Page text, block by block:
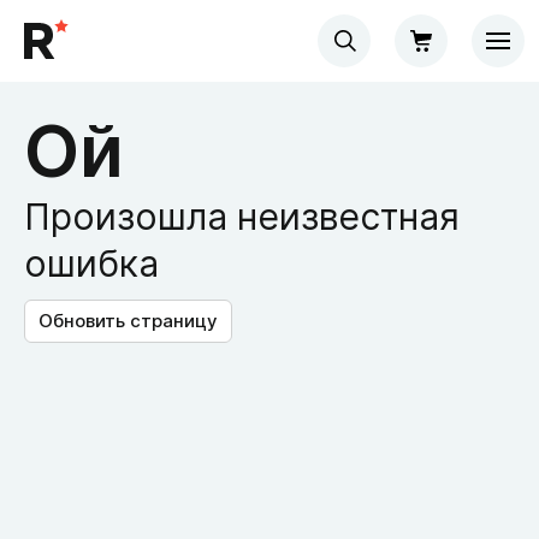
Ой
Произошла неизвестная
ошибка
Обновить страницу